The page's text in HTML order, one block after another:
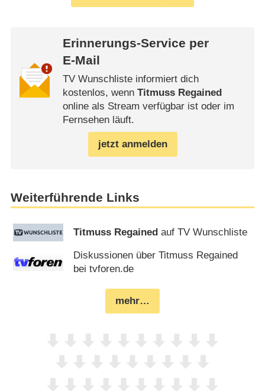
Erinnerungs-Service per
E-Mail
TV Wunschliste informiert dich
kostenlos, wenn Titmuss Regained
online als Stream verfügbar ist oder im
Fernsehen läuft.
jetzt anmelden
Weiterführende Links
Titmuss Regained auf TV Wunschliste
Diskussionen über Titmuss Regained
bei tvforen.de
mehr…